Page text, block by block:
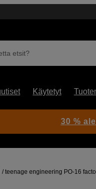
etsit?
Käytetyt
teenage engineering PO-16
30 %